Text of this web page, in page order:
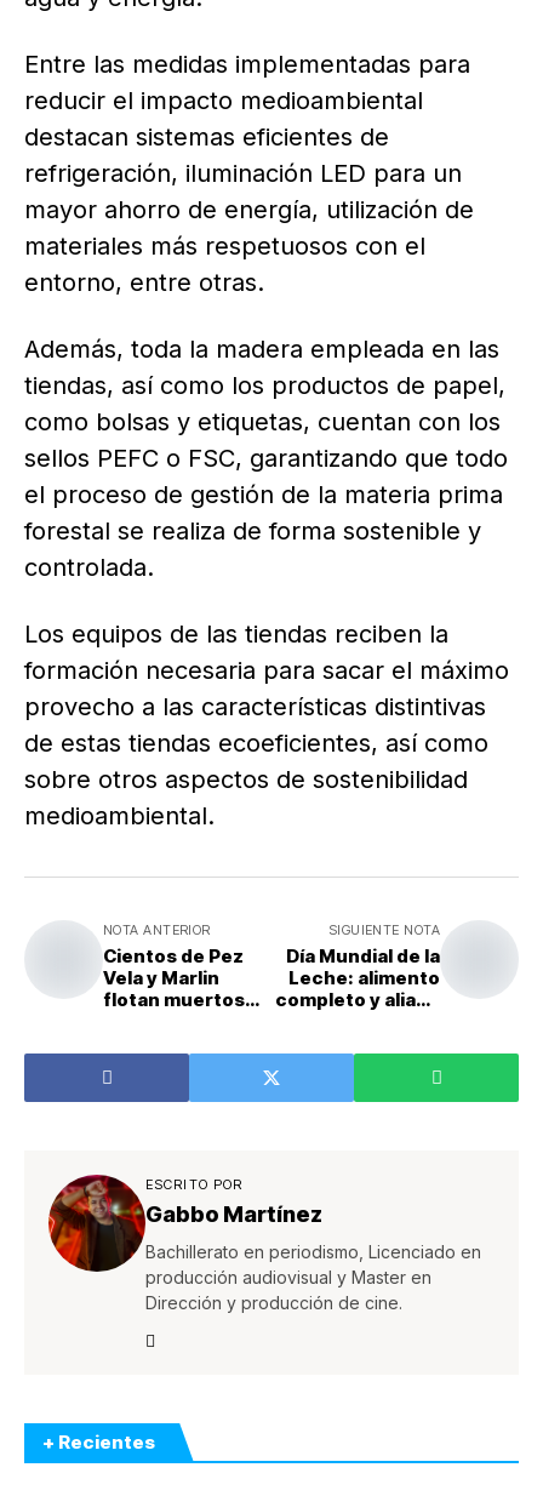
Entre las medidas implementadas para
reducir el impacto medioambiental
destacan sistemas eficientes de
refrigeración, iluminación LED para un
mayor ahorro de energía, utilización de
materiales más respetuosos con el
entorno, entre otras.
Además, toda la madera empleada en las
tiendas, así como los productos de papel,
como bolsas y etiquetas, cuentan con los
sellos PEFC o FSC, garantizando que todo
el proceso de gestión de la materia prima
forestal se realiza de forma sostenible y
controlada.
Los equipos de las tiendas reciben la
formación necesaria para sacar el máximo
provecho a las características distintivas
de estas tiendas ecoeficientes, así como
sobre otros aspectos de sostenibilidad
medioambiental.
NOTA ANTERIOR
Cientos de Pez
Vela y Marlin
flotan muertos
consecuencia de
la pesca ilegal
SIGUIENTE NOTA
Día Mundial de la
Leche: alimento
completo y aliado
ESCRITO POR
Gabbo Martínez
Bachillerato en periodismo, Licenciado en
producción audiovisual y Master en
Dirección y producción de cine.
+ Recientes